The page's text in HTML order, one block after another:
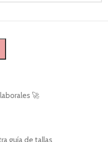
🚀
guía de tallas